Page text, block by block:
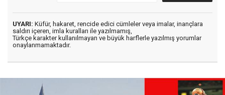
UYARI: Küfür, hakaret, rencide edici cümleler veya imalar, inançlara
saldırı içeren, imla kuralları ile yazılmamış,
Türkçe karakter kullanılmayan ve büyük harflerle yazılmış yorumlar
onaylanmamaktadır.